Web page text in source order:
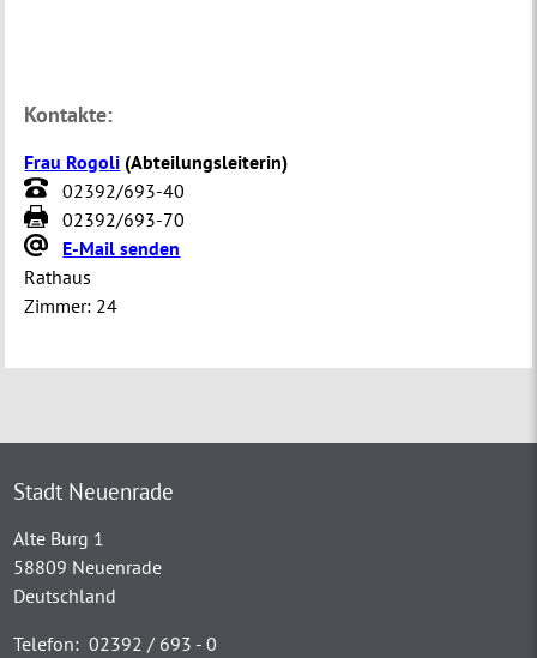
Kontakte:
Frau Rogoli (Abteilungsleiterin)
02392/693-40
02392/693-70
E-Mail senden
Rathaus
Zimmer: 24
Stadt Neuenrade
Alte Burg 1
58809 Neuenrade
Deutschland
Telefon: 02392 / 693 - 0